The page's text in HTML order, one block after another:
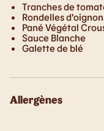
Tranches de
Rondelles
Pané Végétal
Sauce Blanche
Galette de blé
Allergènes